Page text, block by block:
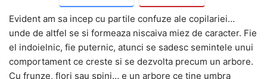
Evident am sa incep cu partile confuze ale copilariei…
unde de altfel se si formeaza niscaiva miez de caracter. Fie
el indoielnic, fie puternic, atunci se sadesc semintele unui
comportament ce creste si se dezvolta precum un arbore.
Cu frunze, flori sau spini… e un arbore ce tine umbra